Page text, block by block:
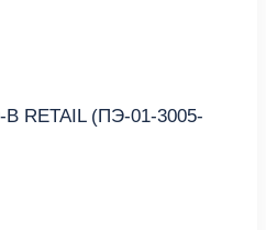
RETAIL (ПЭ-01-3005-